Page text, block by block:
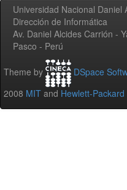
Universidad Nacional Daniel
Dirección de Informática
Av. Daniel Alcides Carrión -
Pasco - Perú
Theme by DSpace
2008 MIT and Hewlett-Packard